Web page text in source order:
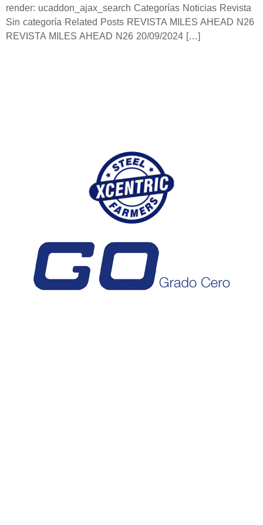
render: ucaddon_ajax_search Categorías Noticias Revista
Sin categoría Related Posts REVISTA MILES AHEAD N26
REVISTA MILES AHEAD N26 20/09/2024 […]